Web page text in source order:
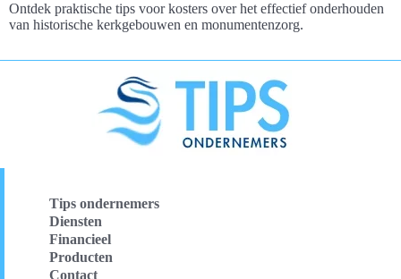
Ontdek praktische tips voor kosters over het effectief onderhouden
van historische kerkgebouwen en monumentenzorg.
Tips ondernemers
Diensten
Financieel
Producten
Contact